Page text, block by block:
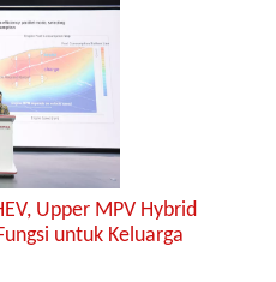
Upper MPV Hybrid
untuk Keluarga